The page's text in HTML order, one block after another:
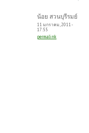
น้อย สวนบุรีรมย์
11 มกราคม, 2011 -
17:55
permalink